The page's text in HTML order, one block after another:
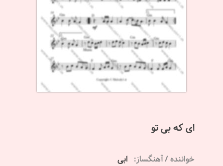
ای که بی تو
خواننده / آهنگساز: ابی